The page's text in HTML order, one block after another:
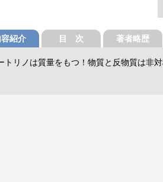
容紹介 目 次 著者略歴
トリノは質量をもつ！物質と反物質は非